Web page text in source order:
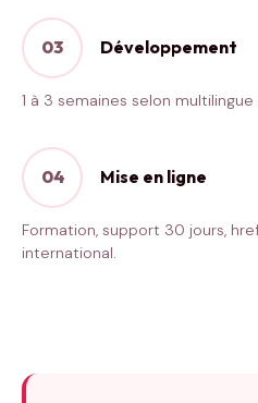
03 Développement
1 à 3 semaines selon
04 Mise en ligne
Formation, support 30 jours,
international.